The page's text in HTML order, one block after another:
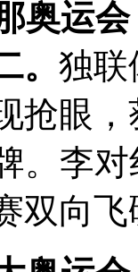
奥运
独联
抢眼
。李
双向